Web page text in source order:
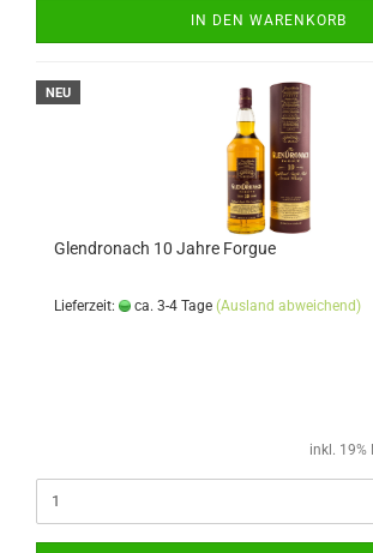
IN DEN WARENKORB
NEU
Glendronach 10 Jahre Forgue
Lieferzeit: ca. 3-4 Tage (Ausland abweichend)
inkl. 19%